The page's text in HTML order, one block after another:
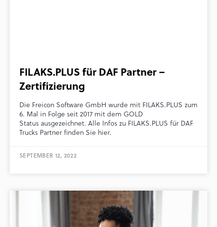
FILAKS.PLUS für DAF Partner –
Zertifizierung
Die Freicon Software GmbH wurde mit FILAKS.PLUS zum
6. Mal in Folge seit 2017 mit dem GOLD
Status ausgezeichnet. Alle Infos zu FILAKS.PLUS für DAF
Trucks Partner finden Sie hier.
SEPTEMBER 12, 2022